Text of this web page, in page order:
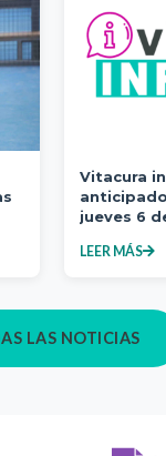
Vitacura
jueves 6
LEER MÁS
LAS NOTICIAS